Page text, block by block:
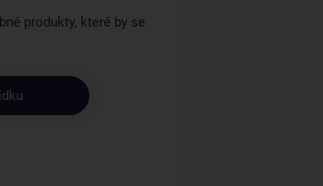
produkty, které by se